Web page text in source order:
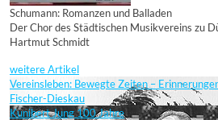
Schumann: Romanzen und Balladen
Der Chor des Städtischen Musikvereins zu
Hartmut Schmidt
weitere Artikel
Vereinsleben: Bewegte Zeiten –
Fischer-Dieskau
Kunibert Jung 100 Jahre